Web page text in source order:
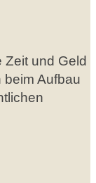
Zeit und Geld
beim Aufbau